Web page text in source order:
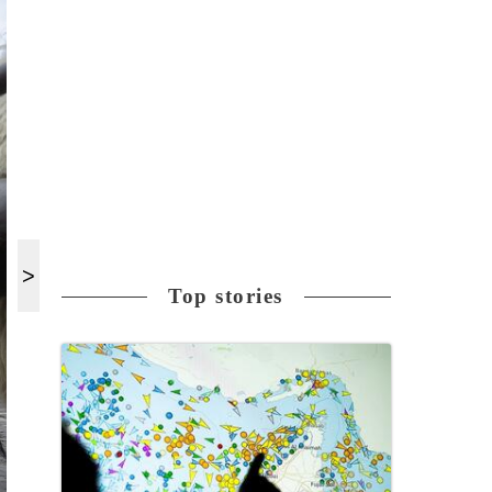
Top stories